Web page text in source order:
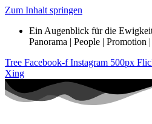
Zum Inhalt springen
Ein Augenblick für die
Panorama | People | Promotion
Tree Facebook-f Instagram 500px
Xing